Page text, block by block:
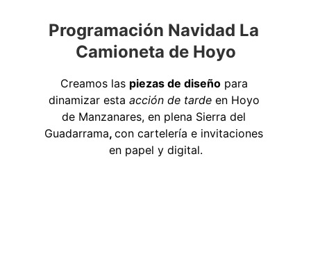
Programación Navidad La
Camioneta de Hoyo
Creamos las piezas de diseño para
dinamizar esta acción de tarde en Hoyo
de Manzanares, en plena Sierra del
Guadarrama, con cartelería e invitaciones
en papel y digital.